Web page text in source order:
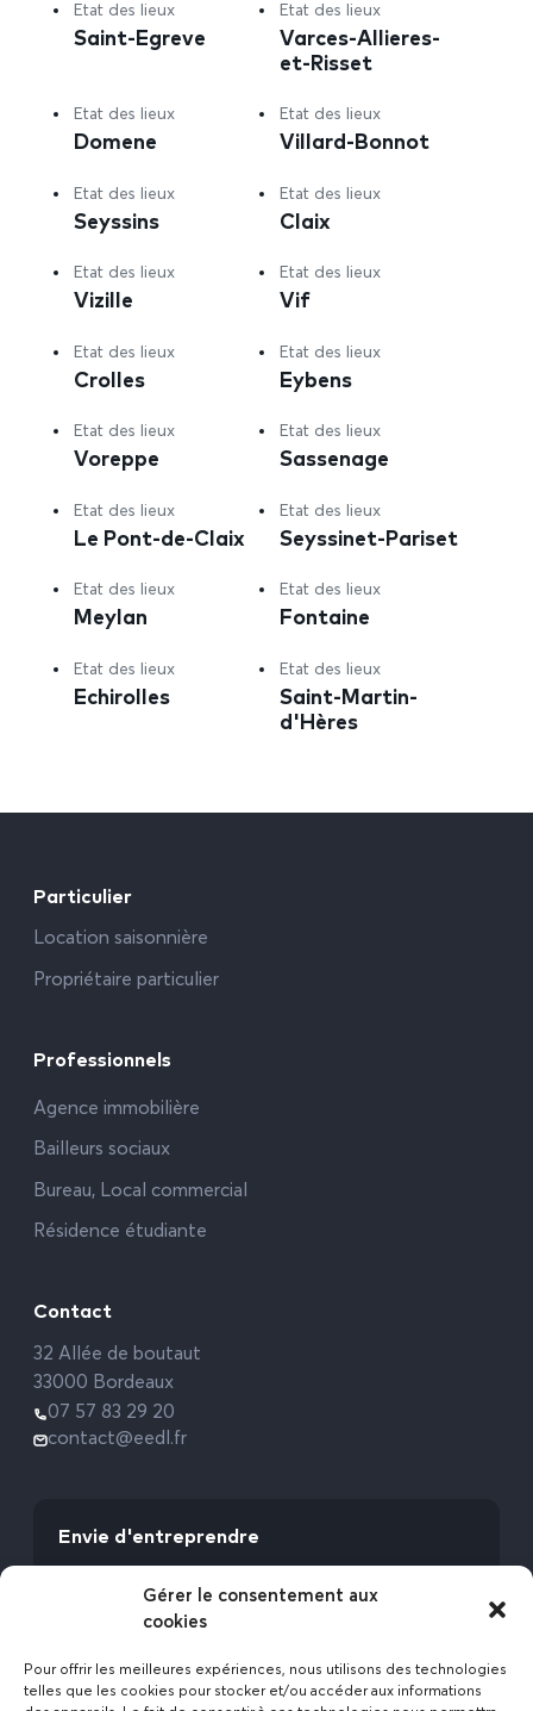
Gérer le consentement aux
cookies
Pour offrir les meilleures expériences, nous utilisons des technologies
telles que les cookies pour stocker et/ou accéder aux informations
Etat des lieux
Saint-Egreve
Etat des lieux
Varces-Allieres-
et-Risset
Etat des lieux
Domene
Etat des lieux
Villard-Bonnot
Etat des lieux
Seyssins
Etat des lieux
Claix
Etat des lieux
Vizille
Etat des lieux
Vif
Etat des lieux
Crolles
Etat des lieux
Eybens
Etat des lieux
Voreppe
Etat des lieux
Sassenage
Etat des lieux
Le Pont-de-Claix
Etat des lieux
Seyssinet-Pariset
Etat des lieux
Meylan
Etat des lieux
Fontaine
Etat des lieux
Echirolles
Etat des lieux
Saint-Martin-
d'Hères
Particulier
Location saisonnière
Propriétaire particulier
Professionnels
Agence immobilière
Bailleurs sociaux
Bureau, Local commercial
Résidence étudiante
Contact
32 Allée de boutaut
33000 Bordeaux
07 57 83 29 20
contact@eedl.fr
Envie d'entreprendre
avec l’Expert Etat des Lieux !
Rejoignez-nous